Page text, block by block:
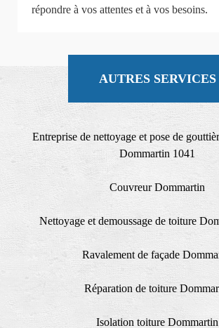
répondre à vos attentes et à vos besoins.
AUTRES SERVICES
Entreprise de nettoyage et pose de
Dommartin 1041
Couvreur Dommartin
Nettoyage et demoussage de toiture
Ravalement de façade
Réparation de toiture
Isolation toiture Dommartin